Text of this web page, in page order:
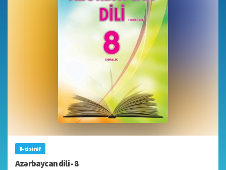
8-ci sinif
Azərbaycan dili - 8